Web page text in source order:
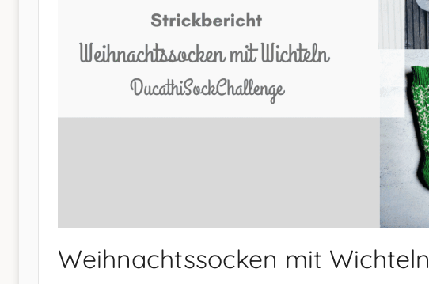
mehr
Weihnachtssocken mit Wichteln